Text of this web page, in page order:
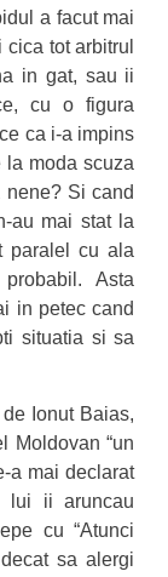
a facut mai
tot arbitrul
in gat, sau ii
cu o figura
ca i-a impins
moda scuza
Si cand
au mai stat la
paralel cu ala
Asta
in petec cand
situatia si sa
Ionut Baias,
Moldovan “un
a mai declarat
lui ii aruncau
cu “Atunci
sa alergi